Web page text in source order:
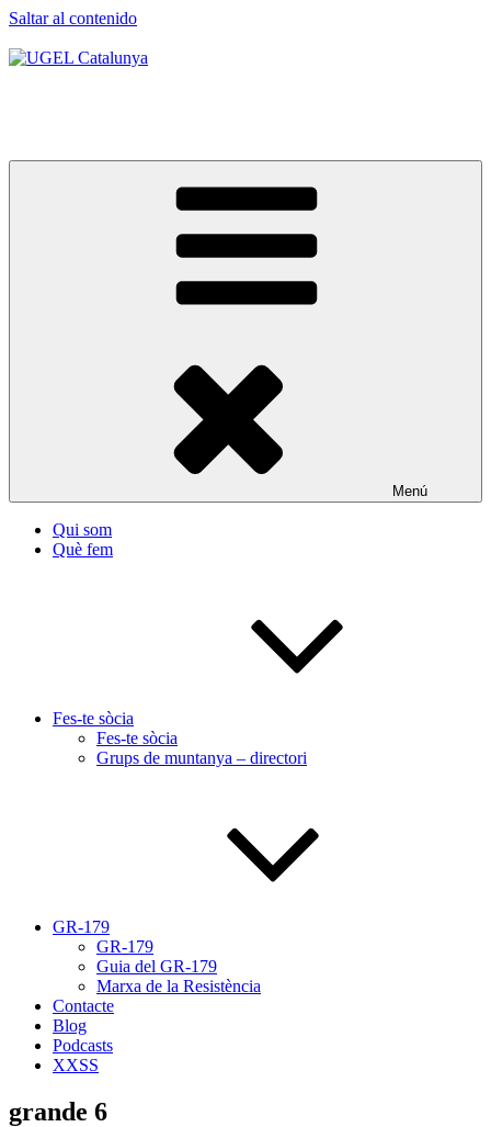
Saltar al contenido
Menú
Qui som
Què fem
Fes-te sòcia
Fes-te sòcia
Grups de muntanya – directori
GR-179
GR-179
Guia del GR-179
Marxa de la Resistència
Contacte
Blog
Podcasts
XXSS
grande 6